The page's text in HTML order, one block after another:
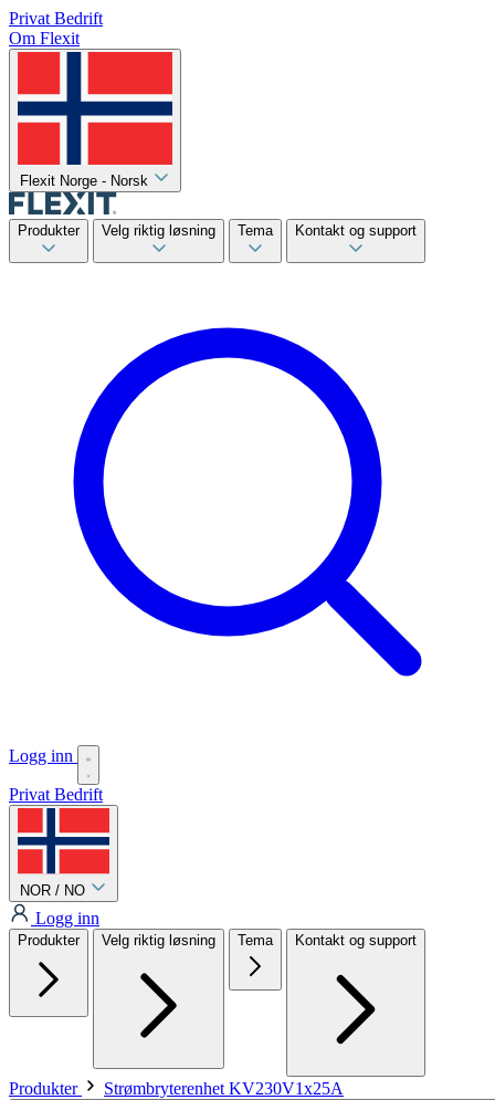
Privat Bedrift
Om Flexit
Flexit Norge - Norsk
Produkter Velg riktig løsning Tema Kontakt og support
Logg inn
Privat Bedrift
NOR / NO
Logg inn
Produkter Velg riktig løsning Tema Kontakt og support
Produkter Strømbryterenhet KV230V1x25A